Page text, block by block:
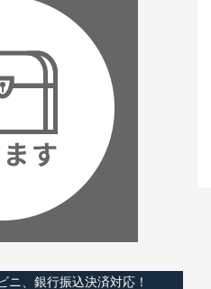
ニ、銀行振込決済対応！